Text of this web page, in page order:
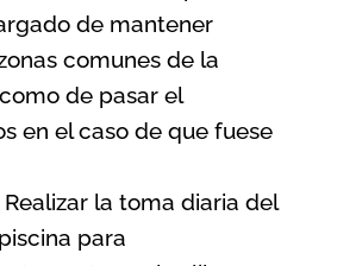
de mantener
comunes de la
de pasar el
en el caso de que fuese
Realizar la toma diaria del
para